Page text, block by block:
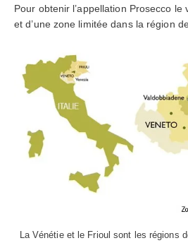
Pour obtenir l’appellation Prosecco le
et d’une zone limitée dans la région
La Vénétie et le Frioul sont les régions